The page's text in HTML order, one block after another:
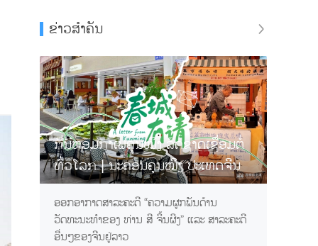
ຂ່າວສຳຄັນ
ກິ່ນຫອມກາເຟຄຸນໝິງ ລົດຊາດເຊື່ອມຕໍ່
ທົ່ວໂລກ | ນະຄອນຄຸນໝິງ ປະເທດຈີນ
ການເຊື້ອເຊີນທ່ານຊິມກາເຟຢຸນນານ
ອອກອາກາດສາລະຄະດີ “ຄວາມຜູກພັນດ້ານ
ວັດທະນະທຳຂອງ ທ່ານ ສີ ຈິ້ນຜິງ” ແລະ ສາລະຄະດີ
ອື່ນໆຂອງຈີນຢູ່ລາວ